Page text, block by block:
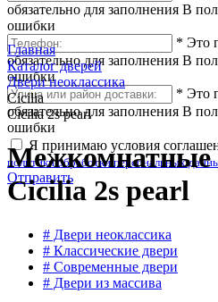
обязательно для заполнения В
ошибки
* Это
обязательно для заполнения В
ошибки
* Это
обязательно для заполнения В
ошибки
Я принимаю условия
политики обработки персональных
Отправить
Главная
Каталог дверей
Двери неоклассика
Cicilia
Cicilia 2s pearl
Межкомнатные
Cicilia 2s pearl
# Двери неоклассика
# Классические двери
# Современные двери
# Двери из массива